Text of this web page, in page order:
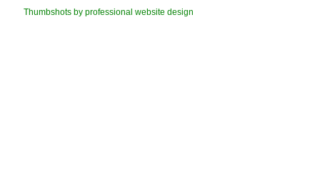
Thumbshots by professional website design